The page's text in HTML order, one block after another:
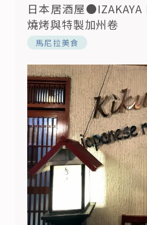
日本居酒屋
燒烤與特製加州卷
馬尼拉美食